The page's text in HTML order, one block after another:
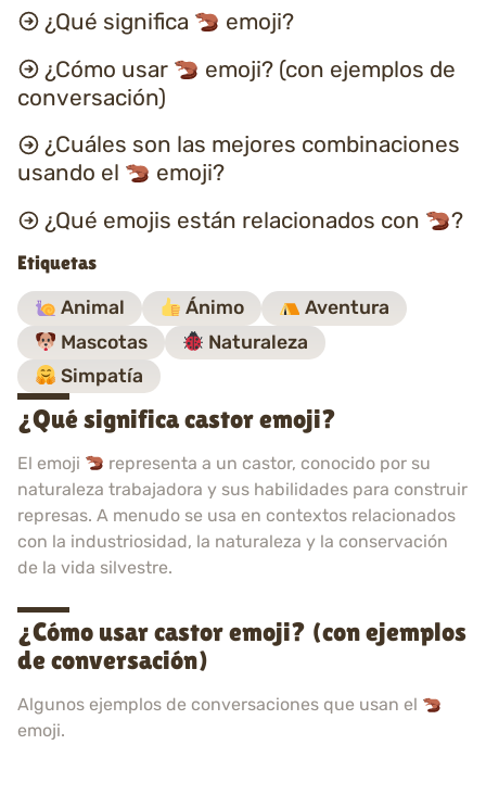
¿Qué significa
emoji?
¿Cómo usar
emoji? (con ejemplos de
conversación)
¿Cuáles son las mejores combinaciones
usando el
emoji?
¿Qué emojis están relacionados con
?
Etiquetas
Animal Ánimo
Aventura
Mascotas
Naturaleza
Simpatía
¿Qué significa castor emoji?
El emoji
representa a un castor, conocido por su
naturaleza trabajadora y sus habilidades para construir
represas. A menudo se usa en contextos relacionados
con la industriosidad, la naturaleza y la conservación
de la vida silvestre.
¿Cómo usar castor emoji? (con ejemplos
de conversación)
Algunos ejemplos de conversaciones que usan el
emoji.